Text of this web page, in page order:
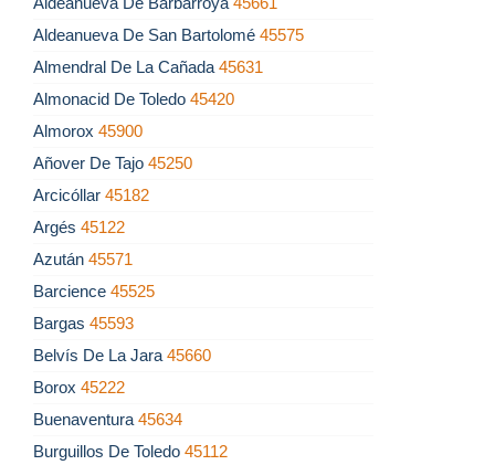
Aldeanueva De San Bartolomé 45575
Almendral De La Cañada 45631
Almonacid De Toledo 45420
Almorox 45900
Añover De Tajo 45250
Arcicóllar 45182
Argés 45122
Azután 45571
Barcience 45525
Bargas 45593
Belvís De La Jara 45660
Borox 45222
Buenaventura 45634
Burguillos De Toledo 45112